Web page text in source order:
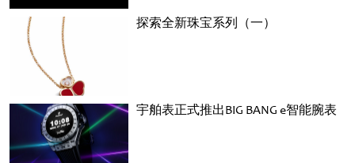
探索全新珠宝系列（一）
宇舶表正式推出BIG BANG e智能腕表